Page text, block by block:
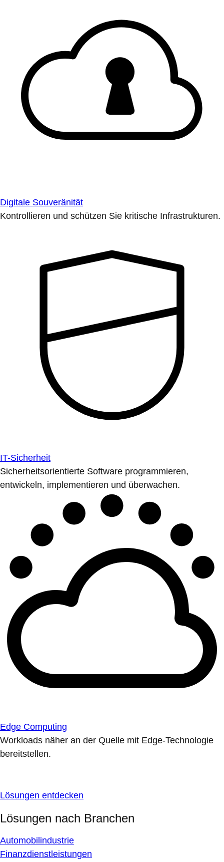
Digitale Souveränität
Kontrollieren und schützen Sie kritische Infrastrukturen.
IT-Sicherheit
Sicherheitsorientierte Software programmieren,
entwickeln, implementieren und überwachen.
Edge Computing
Workloads näher an der Quelle mit Edge-Technologie
bereitstellen.
Lösungen entdecken
Lösungen nach Branchen
Automobilindustrie
Finanzdienstleistungen